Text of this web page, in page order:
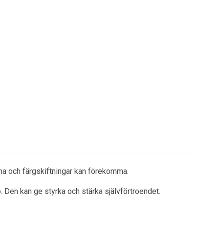
och färgskiftningar kan förekomma.
kan ge styrka och stärka självförtroendet.